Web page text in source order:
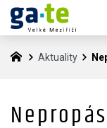
Aktuality